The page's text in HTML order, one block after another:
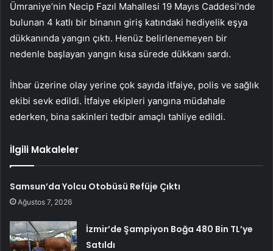
Ümraniye’nin Necip Fazıl Mahallesi 19 Mayıs Caddesi’nde
bulunan 4 katlı bir binanın giriş katındaki hediyelik eşya
dükkanında yangın çıktı. Henüz belirlenemeyen bir
nedenle başlayan yangın kısa sürede dükkanı sardı.
İhbar üzerine olay yerine çok sayıda itfaiye, polis ve sağlık
ekibi sevk edildi. İtfaiye ekipleri yangına müdahale
ederken, bina sakinleri tedbir amaçlı tahliye edildi.
İlgili Makaleler
Samsun’da Yolcu Otobüsü Refüje Çıktı
Ağustos 7, 2026
İzmir’de Şampiyon Boğa 480 Bin TL’ye
Satıldı